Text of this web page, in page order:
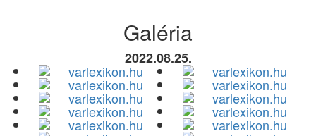
Galéria
2022.08.25.